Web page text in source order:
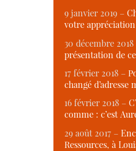
9 janvier 2019 –
votre
30 décembre 2018
présentation de
17 février 2018 –
changé
16 février 2018 –
comme : c’est
29 août 2017 –
Ressources, à